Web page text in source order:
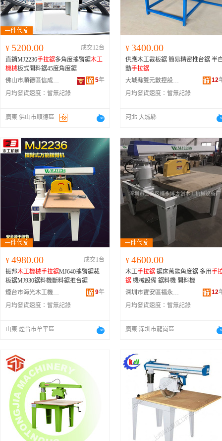
¥ 5200.00
成交12台
直銷MJ2236手拉鋸多角度搖臂鋸木工
機械板式開料鋸45度角度鋸
佛山市順德區信成俊機械有限公司
5年
月均發貨速度： 暫無記錄
廣東 佛山市順德區
¥ 3400.00
供應木工裁板鋸 簡易精密推台鋸 半
動手拉鋸
大城縣雙元數控設備廠
12
月均發貨速度： 暫無記錄
河北 大城縣
¥ 4980.00
成交1台
振邦木工機械手拉鋸MJ640搖臂鋸裁
板鋸MJ930鋸料機斷料鋸推台鋸
煙台市海光木工機械有限公司
9年
月均發貨速度： 暫無記錄
山東 煙台市牟平區
¥ 4600.00
木工手拉鋸 鋸床萬能角度鋸 多用手
鋸 機械設備 鋸料機 開料機
深圳市寶安區福永博力創木工機械設備廠
12
月均發貨速度： 暫無記錄
廣東 深圳市龍崗區